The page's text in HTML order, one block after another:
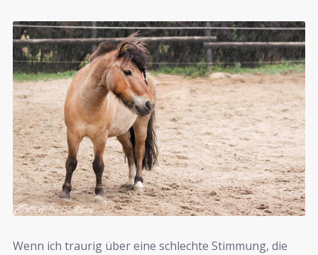
Wenn ich traurig über eine schlechte Stimmung, die